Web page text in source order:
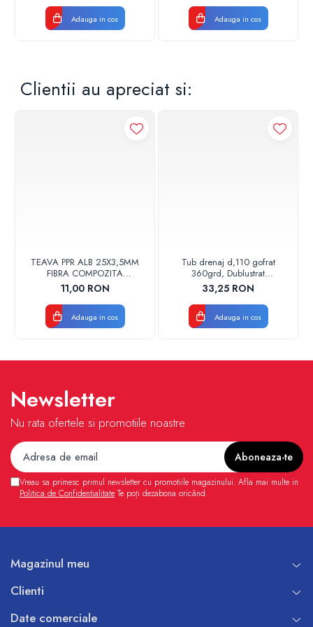
Tip margine: rimless
Culoare: alb
Capac: soft - close (inchidere lenta)
Material capac WC: duroplast
Adauga in cos Adauga in cos
Clientii au apreciat si:
TEAVA PPR ALB 25X3,5MM
FIBRA COMPOZITA
10033025004
VALDUOTHERM VALROM
11,00 RON
Adauga in cos
Tub drenaj d,110 gofrat
360grd, Dublustrat
verde/negru 110152 Drainkit
33,25 RON
Adauga in cos
Newsletter
Nu rata ofertele si promotiile noastre
Vreau sa primesc primul newsletter cu promotiile magazinului. Afla mai multe in
Politica de Confidentialitate Te poți dezabona oricând.
Magazinul meu
Clienti
Date comerciale